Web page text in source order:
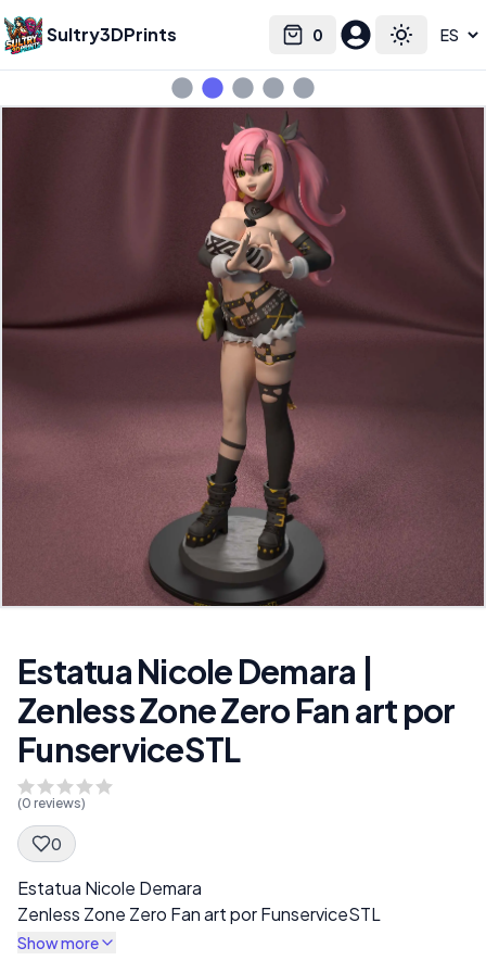
Sultry3DPrints 0
Cart Toggle
Select language
Estatua Nicole Demara |
Zenless Zone Zero Fan art por
FunserviceSTL
(0 reviews)
0
Spec Description
Estatua Nicole Demara
Zenless Zone Zero Fan art por FunserviceSTL
Show more